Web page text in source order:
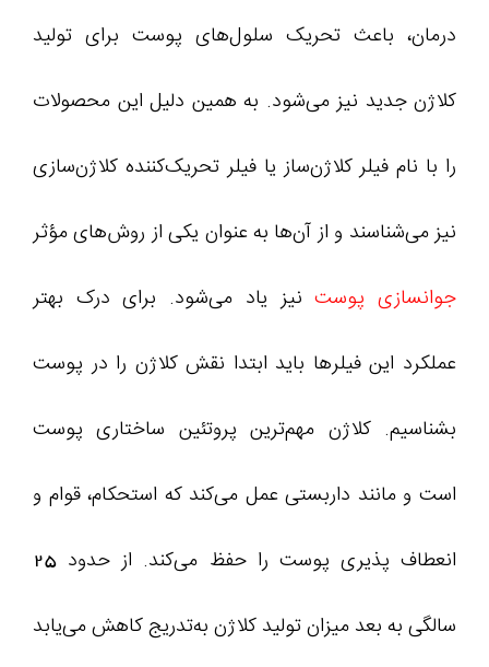
درمان، باعث تحریک سلول‌های پوست برای تولید
کلاژن جدید نیز می‌شود. به همین دلیل این محصولات
را با نام فیلر کلاژن‌ساز یا فیلر تحریک‌کننده کلاژن‌سازی
نیز می‌شناسند و از آن‌ها به‌ عنوان یکی از روش‌های مؤثر
جوانسازی پوستنیز یاد می‌شود. برای درک بهتر
عملکرد این فیلرها باید ابتدا نقش کلاژن را در پوست
بشناسیم. کلاژن مهم‌ترین پروتئین ساختاری پوست
است و مانند داربستی عمل می‌کند که استحکام، قوام و
انعطاف‌ پذیری پوست را حفظ می‌کند. از حدود 25
سالگی به بعد میزان تولید کلاژن به‌تدریج کاهش می‌یابد